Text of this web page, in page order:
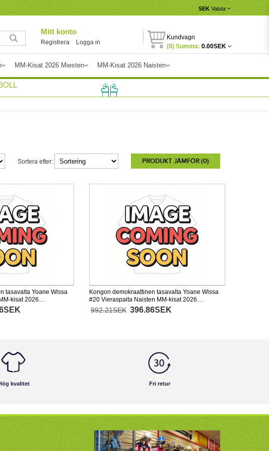
SEK Valuta
Mitt konto
Registrera Logga in
Kundvagn
(0) Summa: 0.00SEK
MM-Kisat 2026 Miesten MM-Kisat 2026 Naisten
PRODUKT JÄMFÖR (0)
Sortera efter:
tasavalta Yoane Wissa
kisat 2026
Kongon demokraattinen tasavalta Yoane Wissa
#20 Vieraspaita Naisten MM-kisat 2026
Lyhythihainen
992.21SEK 396.86SEK
kvalitet Fri retur